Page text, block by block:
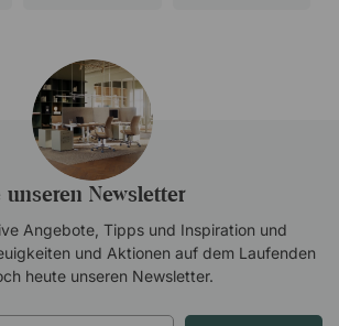
unseren Newsletter
Angebote, Tipps und Inspiration und
und Aktionen auf dem Laufenden
heute unseren Newsletter.